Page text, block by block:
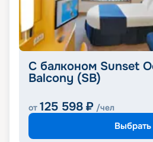
С балконом Sunset
Balcony (SB)
от 125 598 ₽ /чел
Выбрать